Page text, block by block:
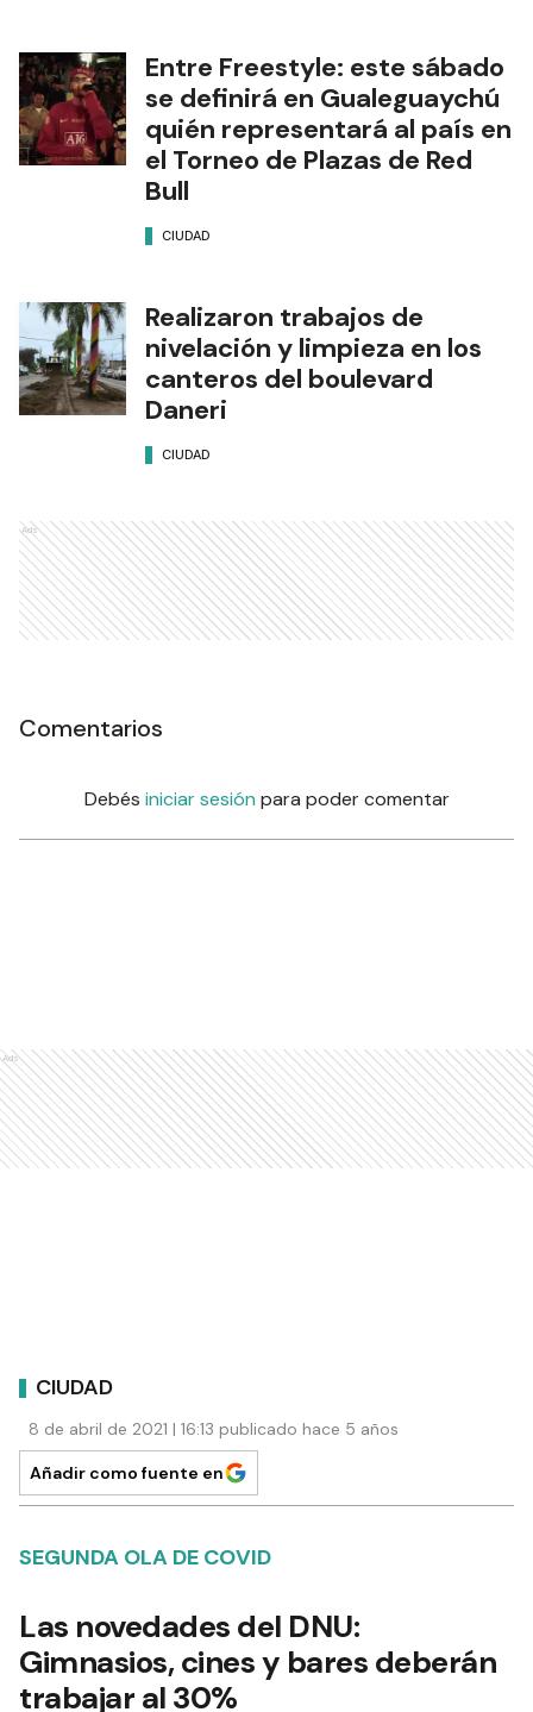
Entre Freestyle: este sábado
se definirá en Gualeguaychú
quién representará al país en
el Torneo de Plazas de Red
Bull
CIUDAD
Realizaron trabajos de
nivelación y limpieza en los
canteros del boulevard
Daneri
CIUDAD
Ads
Comentarios
Debés iniciar sesión para poder comentar
Ads
CIUDAD
8 de abril de 2021 | 16:13 publicado hace 5 años
Añadir como fuente en
SEGUNDA OLA DE COVID
Las novedades del DNU:
Gimnasios, cines y bares deberán
trabajar al 30%